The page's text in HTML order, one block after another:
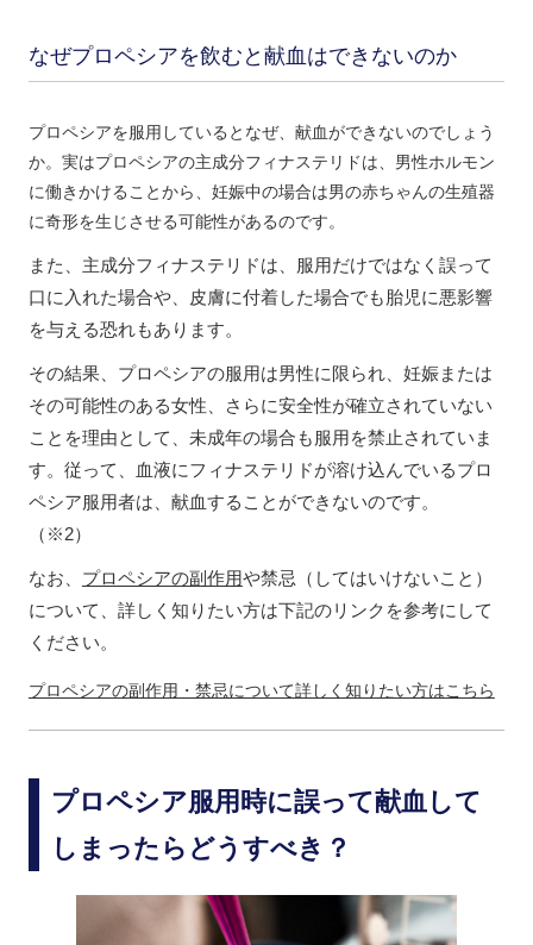
なぜプロペシアを飲むと献血はできないのか
プロペシアを服用しているとなぜ、献血ができないのでしょう
か。実はプロペシアの主成分フィナステリドは、男性ホルモン
に働きかけることから、妊娠中の場合は男の赤ちゃんの生殖器
に奇形を生じさせる可能性があるのです。
また、主成分フィナステリドは、服用だけではなく誤って
口に入れた場合や、皮膚に付着した場合でも胎児に悪影響
を与える恐れもあります。
その結果、プロペシアの服用は男性に限られ、妊娠または
その可能性のある女性、さらに安全性が確立されていない
ことを理由として、未成年の場合も服用を禁止されていま
す。従って、血液にフィナステリドが溶け込んでいるプロ
ペシア服用者は、献血することができないのです。
（※2）
なお、 プロペシアの副作用や禁忌（してはいけないこと）
について、詳しく知りたい方は下記のリンクを参考にして
ください。
プロペシアの副作用・禁忌について詳しく知りたい方はこちら
プロペシア服用時に誤って献血して
しまったらどうすべき？